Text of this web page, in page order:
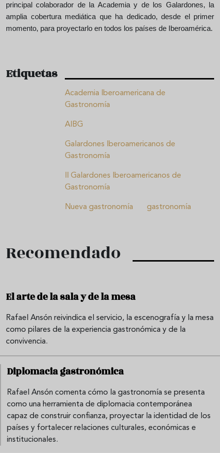
principal colaborador de la Academia y de los Galardones, la
amplia cobertura mediática que ha dedicado, desde el primer
momento, para proyectarlo en todos los países de Iberoamérica.
Etiquetas
Academia Iberoamericana de
Gastronomía
AIBG
Galardones Iberoamericanos de
Gastronomía
II Galardones Iberoamericanos de
Gastronomía
Nueva gastronomía gastronomía
Recomendado
El arte de la sala y de la mesa
Rafael Ansón reivindica el servicio, la escenografía y la mesa
como pilares de la experiencia gastronómica y de la
convivencia.
Diplomacia gastronómica
Rafael Ansón comenta cómo la gastronomía se presenta
como una herramienta de diplomacia contemporánea
capaz de construir confianza, proyectar la identidad de los
países y fortalecer relaciones culturales, económicas e
institucionales.